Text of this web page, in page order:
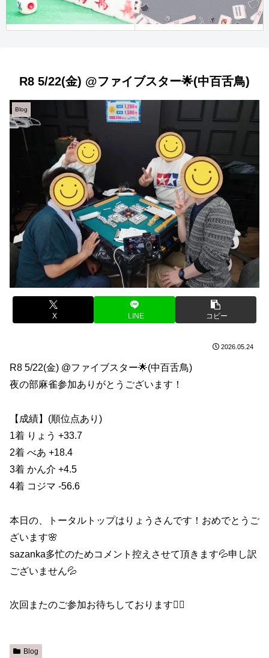
R8 5/22(金) @ファイブスター🌟(中百舌鳥)
Blog
X LINE コピー
2026.05.24
R8 5/22(金) @ファイブスター🌟(中百舌鳥)
夜の部麻雀参加ありがとうございます！
【成績】(順位点あり)
1着 りょう +33.7
2着 べあ +18.4
3着 かん介 +4.5
4着 コジマ -56.6
本日の、トータルトップはりょうさんです！おめでとうご
ざいます🌸
sazanka多忙のためコメント控えさせて頂きます💦申し訳
ございません💦
次回またのご参加お待ちしております🙇‍♀️
Blog